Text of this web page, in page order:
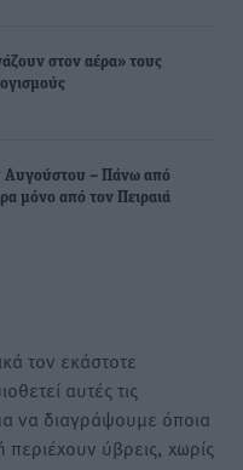
στον αέρα» τους
Αυγούστου – Πάνω από
μόνο από τον Πειραιά
τον εκάστοτε
αυτές τις
να διαγράψουμε όποια
ύβρεις, χωρίς